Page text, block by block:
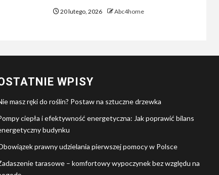
20 lutego, 2026 Abc4home
WPISY
masz ręki do roślin? Postaw na sztuczne drzewka
ciepła i efektywność energetyczna: Jak poprawić bilans
budynku
prawny udzielania pierwszej pomocy w Polsce
tarasowe – komfortowy wypoczynek bez względu na